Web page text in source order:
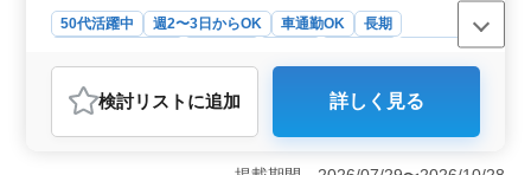
ちしております！
50代活躍中 週2〜3日からOK 車通勤OK
長期
派遣社員
医療事務・受付
おすすめポイント
＜経験者優遇のクリニックでの医療事務＞ 当クリニッ
クでは、医療事務のベテラン経験者が活躍しています。
検討リスト に追加 詳しく見る